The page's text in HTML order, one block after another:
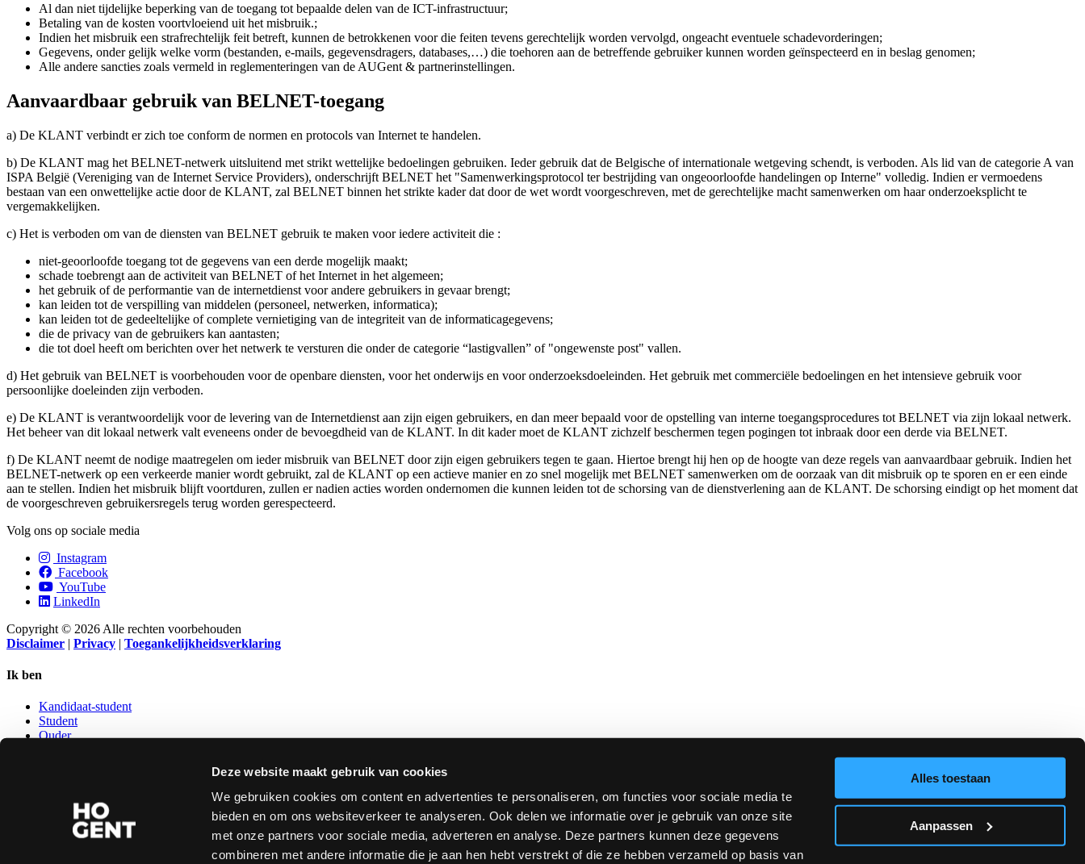
Deze website maakt gebruik van cookies
We gebruiken cookies om content en advertenties te personaliseren, om functies voor sociale media te
bieden en om ons websiteverkeer te analyseren. Ook delen we informatie over je gebruik van onze site
met onze partners voor sociale media, adverteren en analyse. Deze partners kunnen deze gegevens
combineren met andere informatie die je aan hen hebt verstrekt of die ze hebben verzameld op basis van
Alles toestaan
Aanpassen
Al dan niet tijdelijke beperking van de toegang tot bepaalde delen van de ICT-infrastructuur;
Betaling van de kosten voortvloeiend uit het misbruik.;
Indien het misbruik een strafrechtelijk feit betreft, kunnen de betrokkenen voor die feiten tevens gerechtelijk worden vervolgd, ongeacht eventuele schadevorderingen;
Gegevens, onder gelijk welke vorm (bestanden, e-mails, gegevensdragers, databases,…) die toehoren aan de betreffende gebruiker kunnen worden geïnspecteerd en in beslag genomen;
Alle andere sancties zoals vermeld in reglementeringen van de AUGent & partnerinstellingen.
Aanvaardbaar gebruik van BELNET-toegang
a) De KLANT verbindt er zich toe conform de normen en protocols van Internet te handelen.
b) De KLANT mag het BELNET-netwerk uitsluitend met strikt wettelijke bedoelingen gebruiken. Ieder gebruik dat de Belgische of internationale wetgeving schendt, is verboden. Als lid van de categorie A van
ISPA België (Vereniging van de Internet Service Providers), onderschrijft BELNET het "Samenwerkingsprotocol ter bestrijding van ongeoorloofde handelingen op Interne" volledig. Indien er vermoedens
bestaan van een onwettelijke actie door de KLANT, zal BELNET binnen het strikte kader dat door de wet wordt voorgeschreven, met de gerechtelijke macht samenwerken om haar onderzoeksplicht te
vergemakkelijken.
c) Het is verboden om van de diensten van BELNET gebruik te maken voor iedere activiteit die :
niet-geoorloofde toegang tot de gegevens van een derde mogelijk maakt;
schade toebrengt aan de activiteit van BELNET of het Internet in het algemeen;
het gebruik of de performantie van de internetdienst voor andere gebruikers in gevaar brengt;
kan leiden tot de verspilling van middelen (personeel, netwerken, informatica);
kan leiden tot de gedeeltelijke of complete vernietiging van de integriteit van de informaticagegevens;
die de privacy van de gebruikers kan aantasten;
die tot doel heeft om berichten over het netwerk te versturen die onder de categorie “lastigvallen” of "ongewenste post" vallen.
d) Het gebruik van BELNET is voorbehouden voor de openbare diensten, voor het onderwijs en voor onderzoeksdoeleinden. Het gebruik met commerciële bedoelingen en het intensieve gebruik voor
persoonlijke doeleinden zijn verboden.
e) De KLANT is verantwoordelijk voor de levering van de Internetdienst aan zijn eigen gebruikers, en dan meer bepaald voor de opstelling van interne toegangsprocedures tot BELNET via zijn lokaal netwerk.
Het beheer van dit lokaal netwerk valt eveneens onder de bevoegdheid van de KLANT. In dit kader moet de KLANT zichzelf beschermen tegen pogingen tot inbraak door een derde via BELNET.
f) De KLANT neemt de nodige maatregelen om ieder misbruik van BELNET door zijn eigen gebruikers tegen te gaan. Hiertoe brengt hij hen op de hoogte van deze regels van aanvaardbaar gebruik. Indien het
BELNET-netwerk op een verkeerde manier wordt gebruikt, zal de KLANT op een actieve manier en zo snel mogelijk met BELNET samenwerken om de oorzaak van dit misbruik op te sporen en er een einde
aan te stellen. Indien het misbruik blijft voortduren, zullen er nadien acties worden ondernomen die kunnen leiden tot de schorsing van de dienstverlening aan de KLANT. De schorsing eindigt op het moment dat
de voorgeschreven gebruikersregels terug worden gerespecteerd.
Volg ons op sociale media
Instagram
Facebook
YouTube
LinkedIn
Copyright © 2026 Alle rechten voorbehouden
Disclaimer | Privacy | Toegankelijkheidsverklaring
Ik ben
Kandidaat-student
Student
Ouder
NUTTIGE LINKS